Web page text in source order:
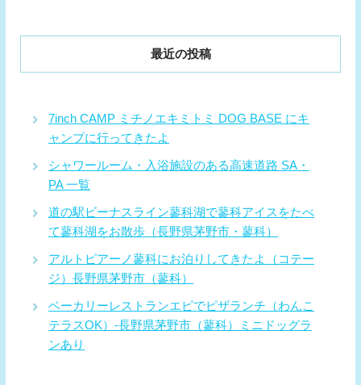
最近の投稿
7inch CAMP ミチノエキミトミ DOG BASE にキ
ャンプに行ってきたよ
シャワールーム・入浴施設のある高速道路 SA・
PA 一覧
道の駅ビーナスライン蓼科湖で蓼科アイスをたべ
て蓼科湖をお散歩（長野県茅野市・蓼科）
アルトピアーノ蓼科にお泊りしてきたよ（コテー
ジ）長野県茅野市（蓼科）
ベーカリーレストランエピでピザランチ（わんこ
テラスOK）-長野県茅野市（蓼科）ミニドッグラ
ンあり